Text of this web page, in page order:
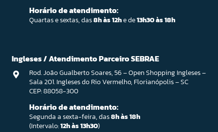
Horário de atendimento:
Quartas e sextas, das8h às 12he de13h30 às 18h
Ingleses / Atendimento Parceiro SEBRAE
Rod. João Gualberto Soares, 56 – Open Shopping Ingleses –
Sala 201. Ingleses do Rio Vermelho, Florianópolis – SC
CEP: 88058-300
Horário de atendimento:
Segunda a sexta-feira, das8h às 18h
(Intervalo:12h às 13h30)